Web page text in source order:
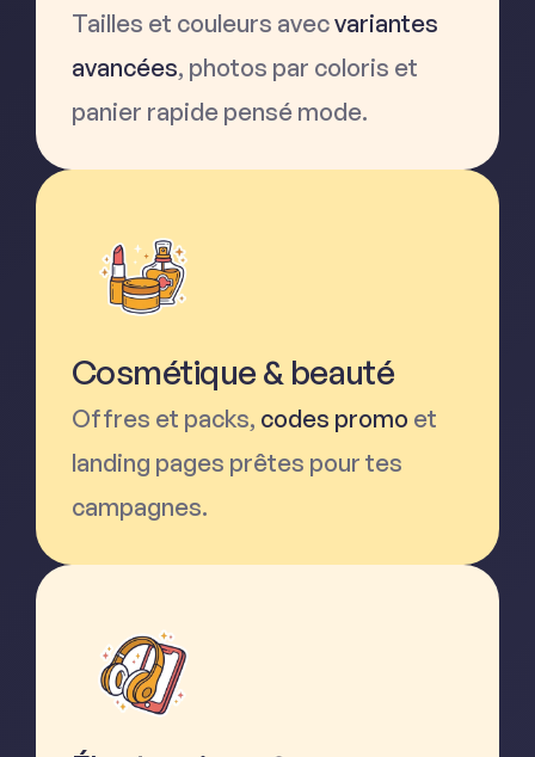
Tailles et couleurs avecvariantes
avancées, photos par coloris et
panier rapide pensé mode.
Cosmétique & beauté
Offres et packs, codes promo et
landing pages prêtes pour tes
campagnes.